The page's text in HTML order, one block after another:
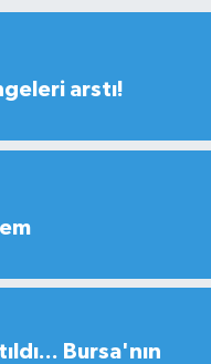
arstı!
Bursa'nın